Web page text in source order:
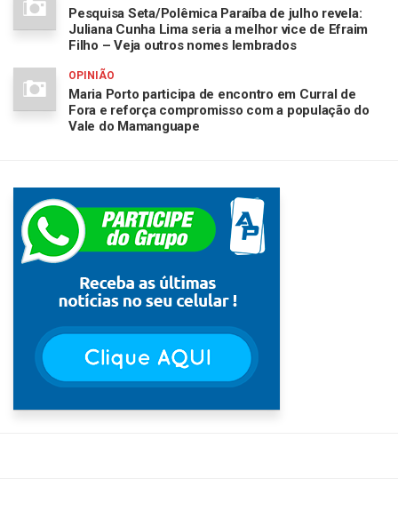
Pesquisa Seta/Polêmica Paraíba de julho revela:
Juliana Cunha Lima seria a melhor vice de Efraim
Filho – Veja outros nomes lembrados
OPINIÃO
Maria Porto participa de encontro em Curral de
Fora e reforça compromisso com a população do
Vale do Mamanguape